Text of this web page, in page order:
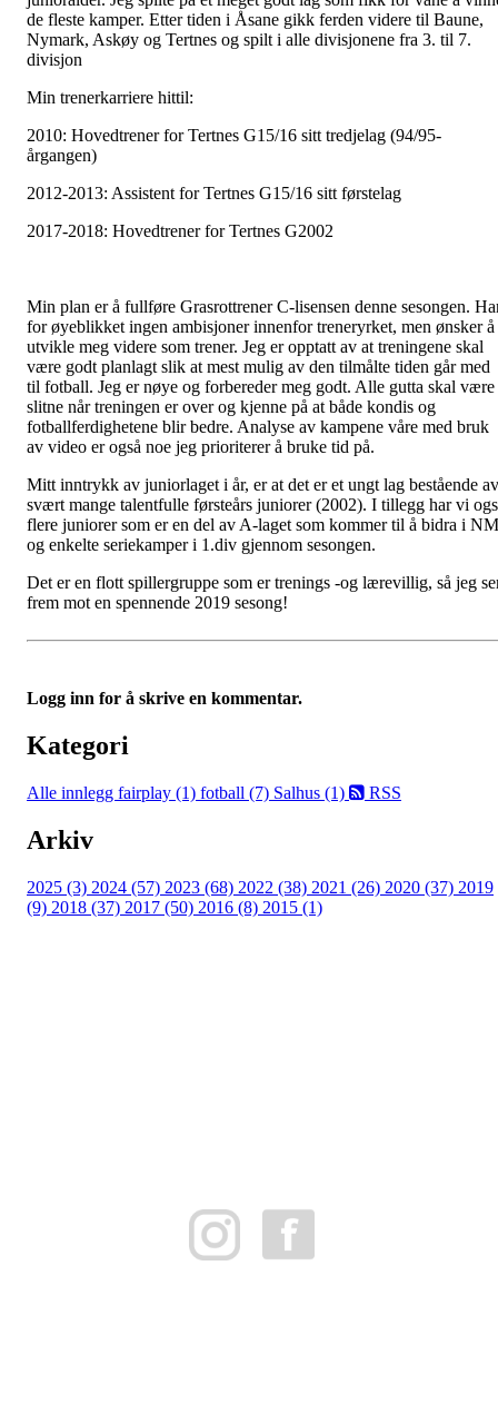
de fleste kamper. Etter tiden i Åsane gikk ferden videre til Baune,
Nymark, Askøy og Tertnes og spilt i alle divisjonene fra 3. til 7.
divisjon
Min trenerkarriere hittil:
2010: Hovedtrener for Tertnes G15/16 sitt tredjelag (94/95-
årgangen)
2012-2013: Assistent for Tertnes G15/16 sitt førstelag
2017-2018: Hovedtrener for Tertnes G2002
Min plan er å fullføre Grasrottrener C-lisensen denne sesongen.
for øyeblikket ingen ambisjoner innenfor treneryrket, men ønsker å
utvikle meg videre som trener. Jeg er opptatt av at treningene skal
være godt planlagt slik at mest mulig av den tilmålte tiden går med
til fotball. Jeg er nøye og forbereder meg godt. Alle gutta skal være
slitne når treningen er over og kjenne på at både kondis og
fotballferdighetene blir bedre. Analyse av kampene våre med bruk
av video er også noe jeg prioriterer å bruke tid på.
Mitt inntrykk av juniorlaget i år, er at det er et ungt lag bestående av
svært mange talentfulle førsteårs juniorer (2002). I tillegg har vi
flere juniorer som er en del av A-laget som kommer til å bidra i NM
og enkelte seriekamper i 1.div gjennom sesongen.
Det er en flott spillergruppe som er trenings -og lærevillig, så jeg
frem mot en spennende 2019 sesong!
Logg inn for å skrive en kommentar.
Kategori
Alle innlegg fairplay (1) fotball (7) Salhus (1) RSS
Arkiv
2025 (3) 2024 (57) 2023 (68) 2022 (38) 2021 (26) 2020 (37) 2019
(9) 2018 (37) 2017 (50) 2016 (8) 2015 (1)